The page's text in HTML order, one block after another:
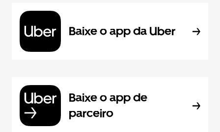
Baixe o app da Uber
Baixe o app de
parceiro